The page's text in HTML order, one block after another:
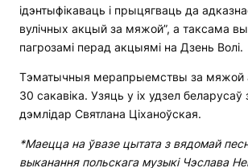
ідэнтыфікаваць і прыцягваць да
вулічных акцый за мяжой”, а таксама
пагрозамі перад акцыямі на Дзень Волі.
Тэматычныя мерапрыемствы за мяжой
30 сакавіка. Узяць у іх удзел беларусаў
дэмлідар Святлана Ціханоўская.
*Маецца на ўвазе цытата з вядомай
выканання польскага музыкі Чэслава